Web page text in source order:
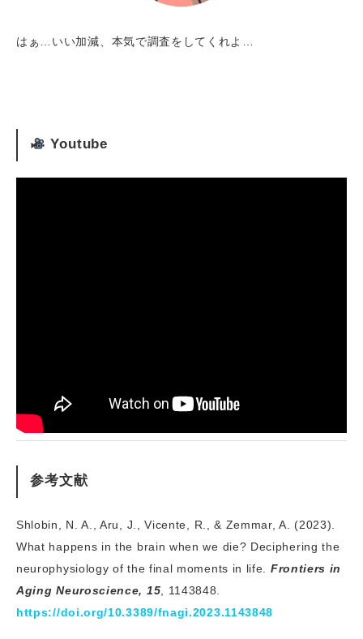
はぁ…いい加減、本気で調査をしてくれよ…
Youtube
参考文献
Shlobin, N. A., Aru, J., Vicente, R., & Zemmar, A. (2023).
What happens in the brain when we die? Deciphering the
neurophysiology of the final moments in life. Frontiers in
Aging Neuroscience, 15 , 1143848.
https://doi.org/10.3389/fnagi.2023.1143848